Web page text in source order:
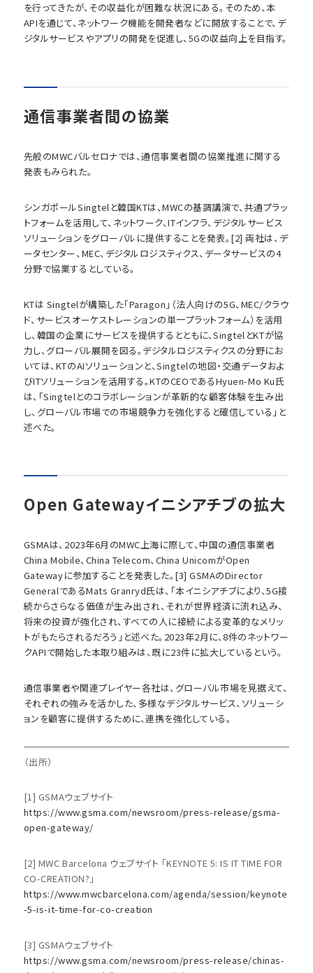
を行ってきたが、その収益化が困難な状況にある。そのため、本
APIを通じて、ネットワーク機能を開発者などに開放することで、デ
ジタルサービスやアプリの開発を促進し、5Gの収益向上を目指す。
通信事業者間の協業
先般のMWCバルセロナでは、通信事業者間の協業推進に関する
発表もみられた。
シンガポールSingtelと韓国KTは、MWCの基調講演で、共通プラッ
トフォームを活用して、ネットワーク、ITインフラ、デジタルサービス
ソリューションをグローバルに提供することを発表。[2] 両社は、デ
ータセンター、MEC、デジタルロジスティクス、データサービスの4
分野で協業するとしている。
KTは Singtelが構築した「Paragon」（法人向けの5G、MEC/クラウ
ド、サービスオーケストレーションの単一プラットフォーム）を活用
し、韓国の企業にサービスを提供するとともに、SingtelとKTが協
力し、グローバル展開を図る。デジタルロジスティクスの分野にお
いては、KTのAIソリューションと、Singtelの地図・交通データおよ
びITソリューションを活用する。KTのCEOであるHyuen-Mo Ku氏
は、「Singtelとのコラボレーションが革新的な顧客体験を生み出
し、グローバル市場での市場競争力を強化すると確信している」と
述べた。
Open Gatewayイニシアチブの拡大
GSMAは、2023年6月のMWC上海に際して、中国の通信事業者
China Mobile、China Telecom、China UnicomがOpen
Gatewayに参加することを発表した。[3] GSMAのDirector
GeneralであるMats Granryd氏は、「本イニシアチブにより、5G接
続からさらなる価値が生み出され、それが世界経済に流れ込み、
将来の投資が強化され、すべての人に接続による変革的なメリッ
トがもたらされるだろう」と述べた。2023年2月に、8件のネットワー
クAPIで開始した本取り組みは、既に23件に拡大しているという。
通信事業者や関連プレイヤー各社は、グローバル市場を見据えて、
それぞれの強みを活かした、多様なデジタルサービス、ソリューシ
ョンを顧客に提供するために、連携を強化している。
（出所）
[1] GSMAウェブサイト
https://www.gsma.com/newsroom/press-release/gsma-
open-gateway/
[2] MWC Barcelona ウェブサイト 「KEYNOTE 5: IS IT TIME FOR
CO-CREATION?」
https://www.mwcbarcelona.com/agenda/session/keynote
-5-is-it-time-for-co-creation
[3] GSMAウェブサイト
https://www.gsma.com/newsroom/press-release/chinas-